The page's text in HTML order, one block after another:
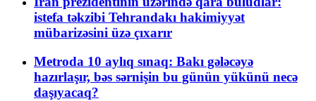
istefa təkzibi Tehrandakı hakimiyyət
mübarizəsini üzə çıxarır
Metroda 10 aylıq sınaq: Bakı gələcəyə
hazırlaşır, bəs sərnişin bu günün yükünü necə
daşıyacaq?